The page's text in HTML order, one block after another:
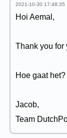
2021-10-30 17:48:35
Hoi Aemal,
Thank you for
Hoe gaat het?
Jacob,
Team